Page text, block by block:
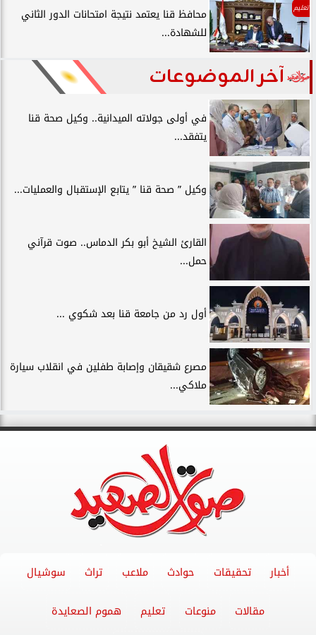
تعليم
محافظ قنا يعتمد نتيجة امتحانات الدور الثاني
للشهادة...
آخر الموضوعات
في أولى جولاته الميدانية.. وكيل صحة قنا
يتفقد...
وكيل ” صحة قنا ” يتابع الإستقبال والعمليات...
القارئ الشيخ أبو بكر الدماس.. صوت قرآني
حمل...
أول رد من جامعة قنا بعد شكوي ...
مصرع شقيقان وإصابة طفلين في انقلاب سيارة
ملاكي...
أخبار تحقيقات حوادث ملاعب تراث سوشيال
مقالات منوعات تعليم هموم الصعايدة